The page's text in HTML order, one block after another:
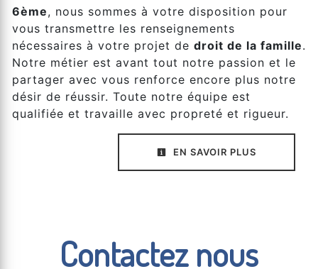
6ème, nous sommes à votre disposition pour
vous transmettre les renseignements
nécessaires à votre projet de droit de la famille.
Notre métier est avant tout notre passion et le
partager avec vous renforce encore plus notre
désir de réussir. Toute notre équipe est
qualifiée et travaille avec propreté et rigueur.
EN SAVOIR PLUS
Contactez nous